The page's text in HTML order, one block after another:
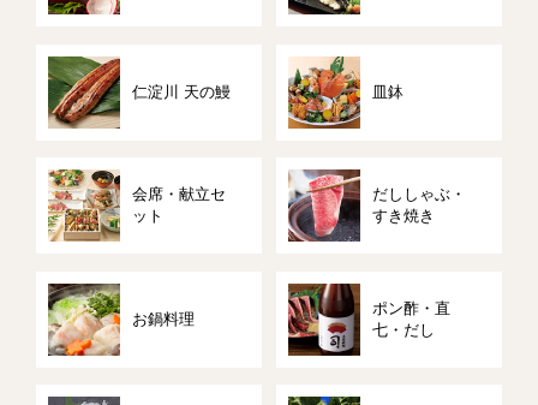
仁淀川 天の鰻 皿鉢
会席・献立セ
ット
だししゃぶ・
すき焼き
お鍋料理
ポン酢・直
七・だし